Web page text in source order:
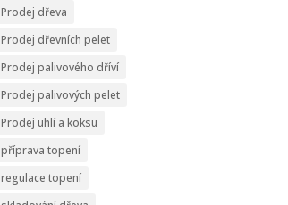
Prodej dřeva
Prodej dřevních pelet
Prodej palivového dříví
Prodej palivových pelet
Prodej uhlí a koksu
příprava topení
regulace topení